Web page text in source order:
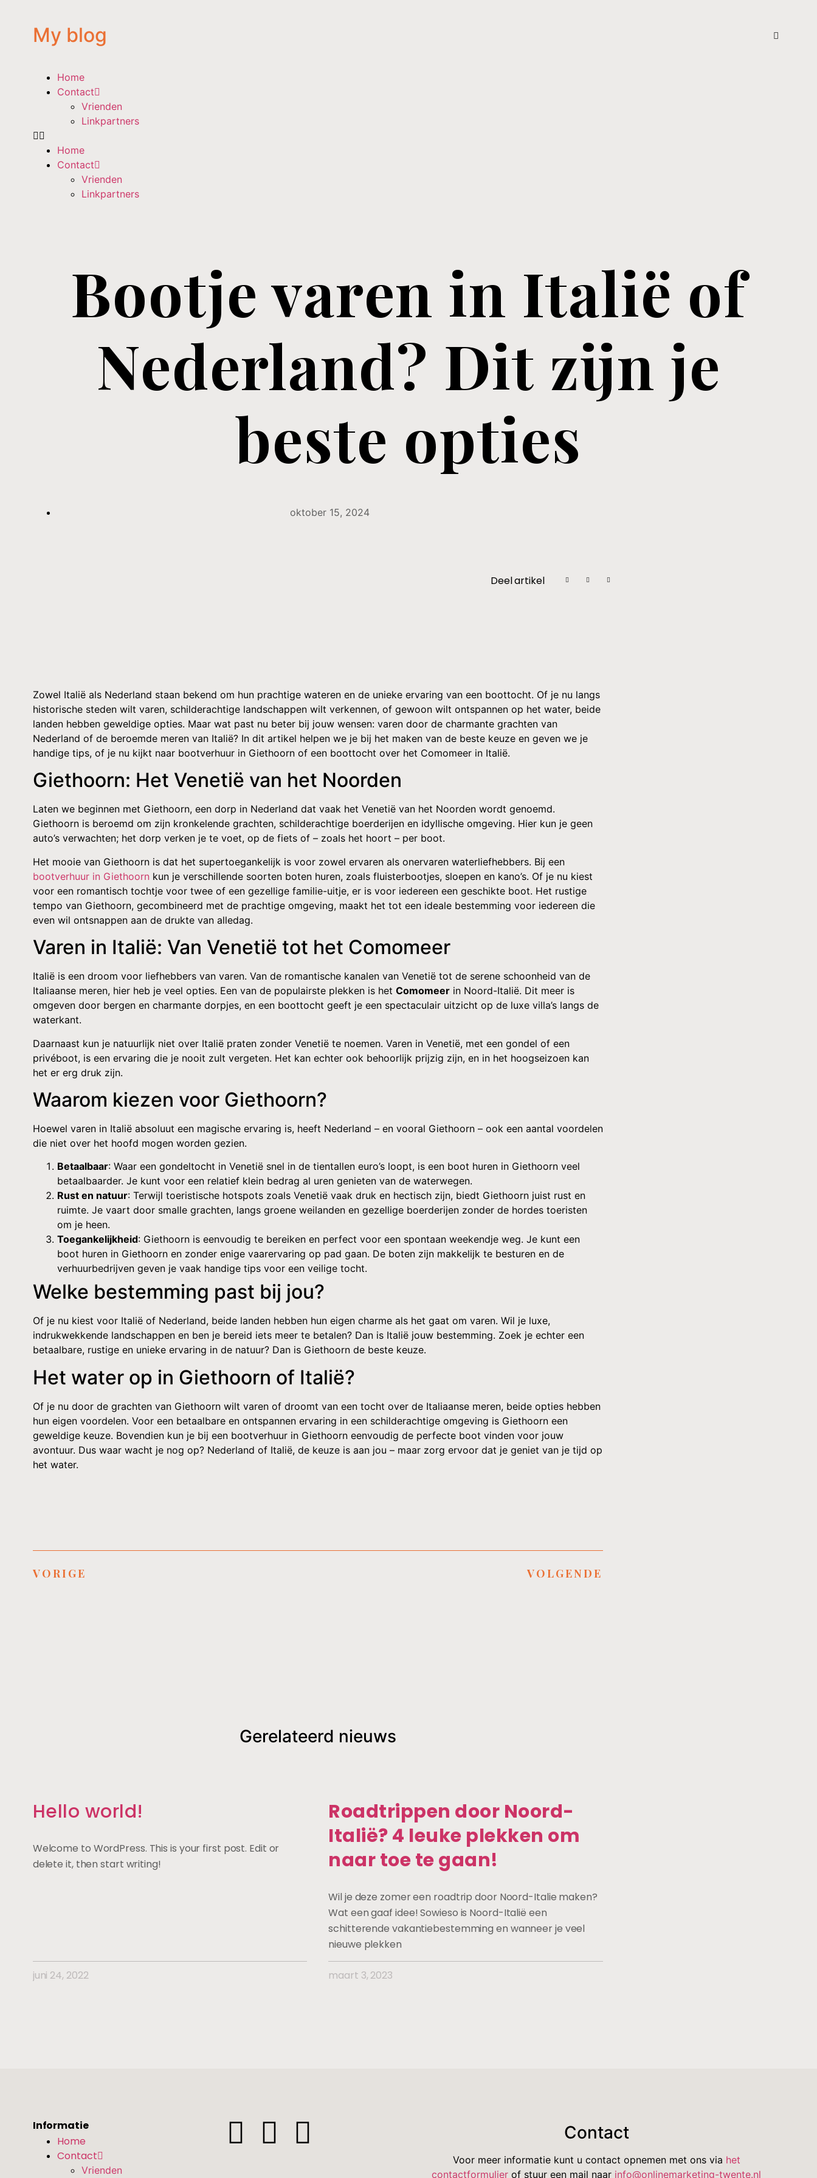
My blog
Home
Contact
Vrienden
Linkpartners
Home
Contact
Vrienden
Linkpartners
Bootje varen in Italië of
Nederland? Dit zijn je
beste opties
oktober 15, 2024
Deel artikel
Zowel Italië als Nederland staan bekend om hun prachtige wateren en de unieke ervaring van een boottocht. Of je nu langs
historische steden wilt varen, schilderachtige landschappen wilt verkennen, of gewoon wilt ontspannen op het water, beide
landen hebben geweldige opties. Maar wat past nu beter bij jouw wensen: varen door de charmante grachten van
Nederland of de beroemde meren van Italië? In dit artikel helpen we je bij het maken van de beste keuze en geven we je
handige tips, of je nu kijkt naar bootverhuur in Giethoorn of een boottocht over het Comomeer in Italië.
Giethoorn: Het Venetië van het Noorden
Laten we beginnen met Giethoorn, een dorp in Nederland dat vaak het Venetië van het Noorden wordt genoemd.
Giethoorn is beroemd om zijn kronkelende grachten, schilderachtige boerderijen en idyllische omgeving. Hier kun je geen
auto’s verwachten; het dorp verken je te voet, op de fiets of – zoals het hoort – per boot.
Het mooie van Giethoorn is dat het supertoegankelijk is voor zowel ervaren als onervaren waterliefhebbers. Bij een
bootverhuur in Giethoorn kun je verschillende soorten boten huren, zoals fluisterbootjes, sloepen en kano’s. Of je nu kiest
voor een romantisch tochtje voor twee of een gezellige familie-uitje, er is voor iedereen een geschikte boot. Het rustige
tempo van Giethoorn, gecombineerd met de prachtige omgeving, maakt het tot een ideale bestemming voor iedereen die
even wil ontsnappen aan de drukte van alledag.
Varen in Italië: Van Venetië tot het Comomeer
Italië is een droom voor liefhebbers van varen. Van de romantische kanalen van Venetië tot de serene schoonheid van de
Italiaanse meren, hier heb je veel opties. Een van de populairste plekken is het Comomeerin Noord-Italië. Dit meer is
omgeven door bergen en charmante dorpjes, en een boottocht geeft je een spectaculair uitzicht op de luxe villa’s langs de
waterkant.
Daarnaast kun je natuurlijk niet over Italië praten zonder Venetië te noemen. Varen in Venetië, met een gondel of een
privéboot, is een ervaring die je nooit zult vergeten. Het kan echter ook behoorlijk prijzig zijn, en in het hoogseizoen kan
het er erg druk zijn.
Waarom kiezen voor Giethoorn?
Hoewel varen in Italië absoluut een magische ervaring is, heeft Nederland – en vooral Giethoorn – ook een aantal voordelen
die niet over het hoofd mogen worden gezien.
Betaalbaar: Waar een gondeltocht in Venetië snel in de tientallen euro’s loopt, is een boot huren in Giethoorn veel
betaalbaarder. Je kunt voor een relatief klein bedrag al uren genieten van de waterwegen.
Rust en natuur: Terwijl toeristische hotspots zoals Venetië vaak druk en hectisch zijn, biedt Giethoorn juist rust en
ruimte. Je vaart door smalle grachten, langs groene weilanden en gezellige boerderijen zonder de hordes toeristen
om je heen.
Toegankelijkheid: Giethoorn is eenvoudig te bereiken en perfect voor een spontaan weekendje weg. Je kunt een
boot huren in Giethoorn en zonder enige vaarervaring op pad gaan. De boten zijn makkelijk te besturen en de
verhuurbedrijven geven je vaak handige tips voor een veilige tocht.
Welke bestemming past bij jou?
Of je nu kiest voor Italië of Nederland, beide landen hebben hun eigen charme als het gaat om varen. Wil je luxe,
indrukwekkende landschappen en ben je bereid iets meer te betalen? Dan is Italië jouw bestemming. Zoek je echter een
betaalbare, rustige en unieke ervaring in de natuur? Dan is Giethoorn de beste keuze.
Het water op in Giethoorn of Italië?
Of je nu door de grachten van Giethoorn wilt varen of droomt van een tocht over de Italiaanse meren, beide opties hebben
hun eigen voordelen. Voor een betaalbare en ontspannen ervaring in een schilderachtige omgeving is Giethoorn een
geweldige keuze. Bovendien kun je bij een bootverhuur in Giethoorn eenvoudig de perfecte boot vinden voor jouw
avontuur. Dus waar wacht je nog op? Nederland of Italië, de keuze is aan jou – maar zorg ervoor dat je geniet van je tijd op
het water.
VORIGE VOLGENDE
Gerelateerd nieuws
Hello world!
Welcome to WordPress. This is your first post. Edit or
delete it, then start writing!
juni 24, 2022
Roadtrippen door Noord-
Italië? 4 leuke plekken om
naar toe te gaan!
Wil je deze zomer een roadtrip door Noord-Italie maken?
Wat een gaaf idee! Sowieso is Noord-Italië een
schitterende vakantiebestemming en wanneer je veel
nieuwe plekken
maart 3, 2023
Informatie
Home
Contact
Vrienden
Contact
Voor meer informatie kunt u contact opnemen met ons via het
contactformulier of stuur een mail naar info@onlinemarketing-twente.nl